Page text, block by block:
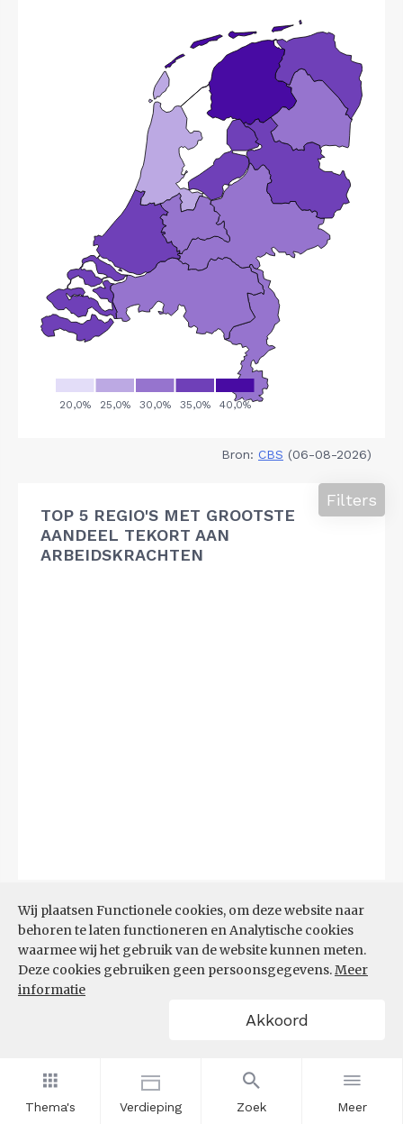
Thema's Verdieping Zoek Meer
Wij plaatsen Functionele cookies, om deze website naar
behoren te laten functioneren en Analytische cookies
waarmee wij het gebruik van de website kunnen meten.
Deze cookies gebruiken geen persoonsgegevens.Meer
informatie
Akkoord
Bron: CBS (06-08-2026)
TOP 5 REGIO'S MET GROOTSTE
AANDEEL TEKORT AAN
ARBEIDSKRACHTEN
Filters
TOP 10 REGIO'S MET KLEINSTE
AANDEEL TEKORT AAN
ARBEIDSKRACHTEN
Filters